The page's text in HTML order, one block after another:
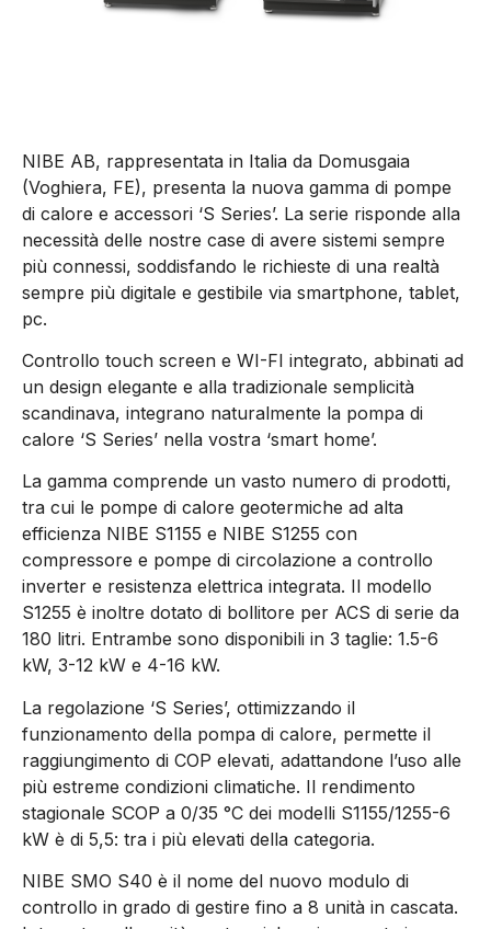
NIBE AB, rappresentata in Italia da Domusgaia
(Voghiera, FE), presenta la nuova gamma di pompe
di calore e accessori ‘S Series’. La serie risponde alla
necessità delle nostre case di avere sistemi sempre
più connessi, soddisfando le richieste di una realtà
sempre più digitale e gestibile via smartphone, tablet,
pc.
Controllo touch screen e WI-FI integrato, abbinati ad
un design elegante e alla tradizionale semplicità
scandinava, integrano naturalmente la pompa di
calore ‘S Series’ nella vostra ‘smart home’.
La gamma comprende un vasto numero di prodotti,
tra cui le pompe di calore geotermiche ad alta
efficienza NIBE S1155 e NIBE S1255 con
compressore e pompe di circolazione a controllo
inverter e resistenza elettrica integrata. Il modello
S1255 è inoltre dotato di bollitore per ACS di serie da
180 litri. Entrambe sono disponibili in 3 taglie: 1.5-6
kW, 3-12 kW e 4-16 kW.
La regolazione ‘S Series’, ottimizzando il
funzionamento della pompa di calore, permette il
raggiungimento di COP elevati, adattandone l’uso alle
più estreme condizioni climatiche. Il rendimento
stagionale SCOP a 0/35 °C dei modelli S1155/1255-6
kW è di 5,5: tra i più elevati della categoria.
NIBE SMO S40 è il nome del nuovo modulo di
controllo in grado di gestire fino a 8 unità in cascata.